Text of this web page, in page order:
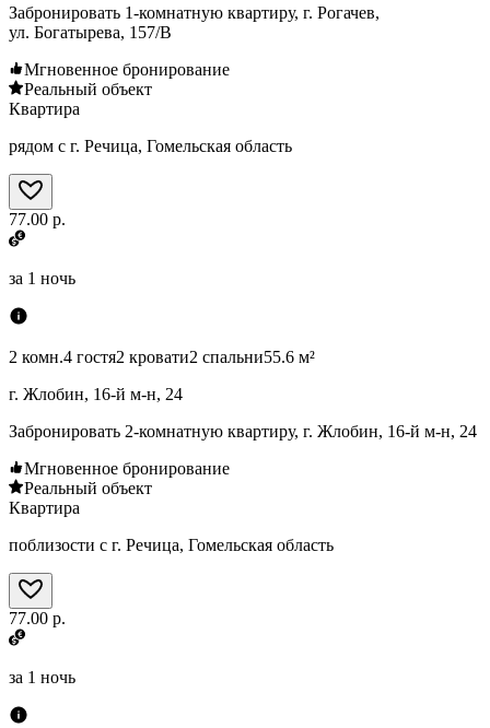
Забронировать 1-комнатную квартиру, г. Рогачев,
ул. Богатырева, 157/В
Мгновенное бронирование
Реальный объект
Квартира
рядом с г. Речица, Гомельская область
77.00 р.
за 1 ночь
2 комн.4 гостя2 кровати2 спальни55.6 м²
г. Жлобин, 16-й м-н, 24
Забронировать 2-комнатную квартиру, г. Жлобин, 16-й м-н, 24
Мгновенное бронирование
Реальный объект
Квартира
поблизости с г. Речица, Гомельская область
77.00 р.
за 1 ночь